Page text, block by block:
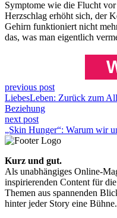
Symptome wie die Flucht
Herzschlag erhöht sich, der
Gehirn funktioniert nicht
das, was man eigentlich
previous post
LiebesLeben: Zurück zum
Beziehung
next post
„Skin Hunger“: Warum wir
Kurz und gut.
Als unabhängiges Online-
inspirierenden Content für
Themen aus spannenden
hinter jeder Story eine Bühne.